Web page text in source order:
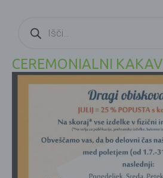
search
CEREMONIALNI KAKAV